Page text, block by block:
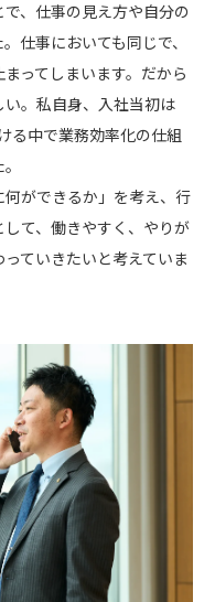
、仕事の見え方や自分の
仕事においても同じで、
ってしまいます。だから
。私自身、入社当初は
る中で業務効率化の仕組
ができるか」を考え、行
て、働きやすく、やりが
ていきたいと考えていま